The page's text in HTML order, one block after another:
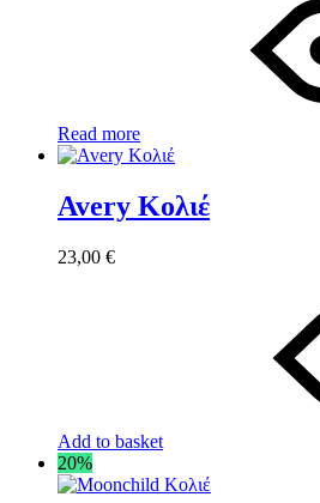
Read more
Avery Κολιέ
23,00 €
Add to basket
20%